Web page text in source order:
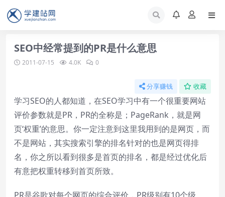
SEO中经常提到的PR是什么意思
2011-07-15 4.0K 0
分享赚钱 收藏
学习SEO的人都知道，在SEO学习中有一个很重要网站
评价参数就是PR，PR的全称是；PageRank，就是网
页‘权重’的意思。你一定注意到这里我用到的是网页，而
不是网站，其实搜索引擎的排名针对的也是网页得排
名，你之所以看到很多是首页的排名，都是经过优化后
有意把权重转移到首页所致。